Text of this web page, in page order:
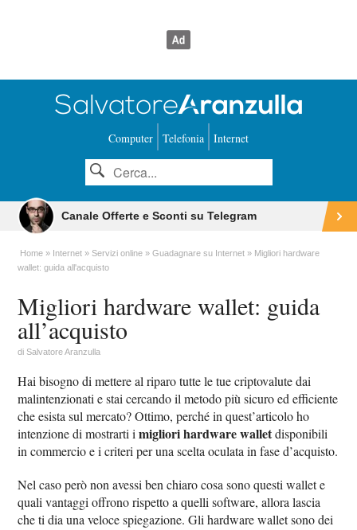
Computer Telefonia Internet
Canale Offerte e Sconti su Telegram
Home Internet Servizi online Guadagnare su Internet
Migliori hardware
wallet: guida all'acquisto
Migliori hardware wallet: guida
all’acquisto
diSalvatore Aranzulla
Hai bisogno di mettere al riparo tutte le tue criptovalute dai
malintenzionati e stai cercando il metodo più sicuro ed efficiente
che esista sul mercato? Ottimo, perché in quest’articolo ho
intenzione di mostrarti imigliori hardware walletdisponibili
in commercio e i criteri per una scelta oculata in fase d’acquisto.
Nel caso però non avessi ben chiaro cosa sono questi wallet e
quali vantaggi offrono rispetto a quelli software, allora lascia
che ti dia una veloce spiegazione. Gli hardware wallet sono dei